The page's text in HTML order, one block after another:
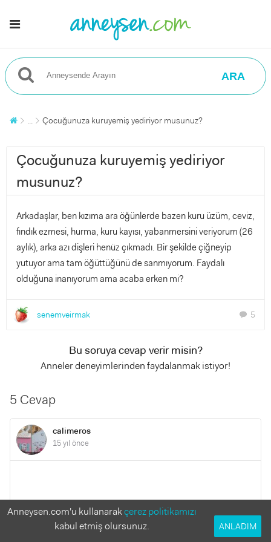
ARA
... Çocuğunuza kuruyemiş yediriyor musunuz?
Çocuğunuza kuruyemiş yediriyor
musunuz?
Arkadaşlar, ben kızıma ara öğünlerde bazen kuru üzüm, ceviz,
fındık ezmesi, hurma, kuru kayısı, yabanmersini veriyorum (26
aylık), arka azı dişleri henüz çıkmadı. Bir şekilde çiğneyip
yutuyor ama tam öğüttüğünü de sanmıyorum. Faydalı
olduğuna inanıyorum ama acaba erken mi?
senemveirmak chat 5
Bu soruya cevap verir misin?
Anneler deneyimlerinden faydalanmak istiyor!
5 Cevap
calimeros
15 yıl önce
Arkadaşlara katılmakla beraber,fındık ezmesine dikkat edin
derim.Şeker varsa içinde yararından çok zararı olur.Ama
Anneysen.com'u kullanarakçerez politikamızı
kabul etmiş olursunuz.
ANLADIM